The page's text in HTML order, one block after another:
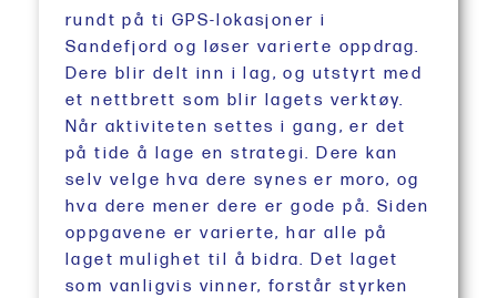
rundt på ti GPS-lokasjoner i
Sandefjord og løser varierte oppdrag.
Dere blir delt inn i lag, og utstyrt med
et nettbrett som blir lagets verktøy.
Når aktiviteten settes i gang, er det
på tide å lage en strategi. Dere kan
selv velge hva dere synes er moro, og
hva dere mener dere er gode på. Siden
oppgavene er varierte, har alle på
laget mulighet til å bidra. Det laget
som vanligvis vinner, forstår styrken